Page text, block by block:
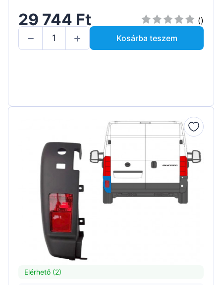
29 744 Ft
()
Kosárba teszem
Elérhető (2)